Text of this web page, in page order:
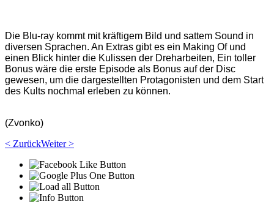
Die Blu-ray kommt mit kräftigem Bild und sattem Sound in
diversen Sprachen. An Extras gibt es ein Making Of und
einen Blick hinter die Kulissen der Dreharbeiten, Ein toller
Bonus wäre die erste Episode als Bonus auf der Disc
gewesen, um die dargestellten Protagonisten und dem Start
des Kults nochmal erleben zu können.
(Zvonko)
< ZurückWeiter >